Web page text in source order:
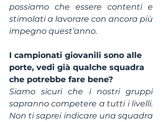
possiamo che essere contenti e
stimolati a lavorare con ancora più
impegno quest’anno.
I campionati giovanili sono alle
porte, vedi già qualche squadra
che potrebbe fare bene?
Siamo sicuri che i nostri gruppi
sapranno competere a tutti i livelli.
Non ti saprei indicare una squadra